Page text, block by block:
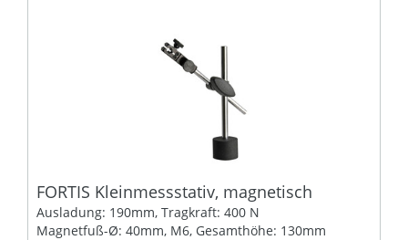
FORTIS Kleinmessstativ, magnetisch
Ausladung: 190mm, Tragkraft: 400 N
Magnetfuß-Ø: 40mm, M6, Gesamthöhe: 130mm